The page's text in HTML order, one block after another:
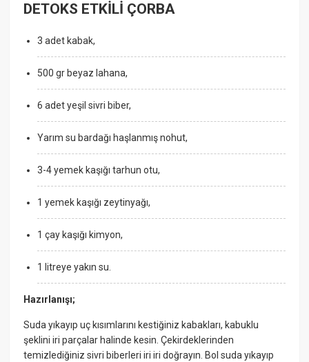
DETOKS ETKİLİ ÇORBA
3 adet kabak,
500 gr beyaz lahana,
6 adet yeşil sivri biber,
Yarım su bardağı haşlanmış nohut,
3-4 yemek kaşığı tarhun otu,
1 yemek kaşığı zeytinyağı,
1 çay kaşığı kimyon,
1 litreye yakın su.
Hazırlanışı;
Suda yıkayıp uç kısımlarını kestiğiniz kabakları, kabuklu
şeklini iri parçalar halinde kesin. Çekirdeklerinden
temizlediğiniz sivri biberleri iri iri doğrayın. Bol suda yıkayıp